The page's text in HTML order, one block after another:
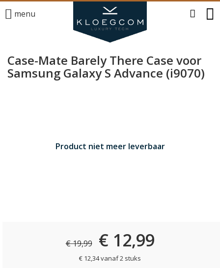
menu
Case-Mate Barely There Case voor
Samsung Galaxy S Advance (i9070)
Product niet meer leverbaar
€ 19,99 € 12,99
€ 12,34 vanaf 2 stuks